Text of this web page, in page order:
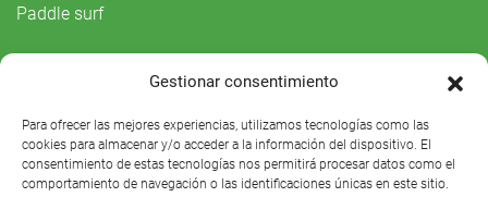
Gestionar consentimiento
Para ofrecer las mejores experiencias, utilizamos tecnologías como las
cookies para almacenar y/o acceder a la información del dispositivo. El
consentimiento de estas tecnologías nos permitirá procesar datos como el
comportamiento de navegación o las identificaciones únicas en este sitio.
Paddle surf
Agenda